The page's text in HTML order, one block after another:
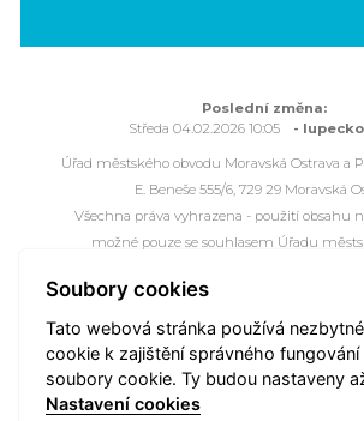
Poslední změna:
Středa 04.02.2026 10:05
-
Úřad městského obvodu Moravská Ostrava a
E. Beneše 555/6, 729 29 Moravská
Všechna práva vyhrazena - použití obsahu
možné pouze se souhlasem Úřadu
Webové stránky jsou ve správě společnosti
Mapa portálu Přístupnost Kontakt
Vyhledat Nastavení cookies
Soubory cookies
Tato webová stránka používá
cookie k zajištění správného
soubory cookie. Ty budou nastaveny
Nastavení cookies